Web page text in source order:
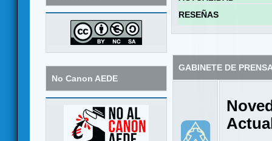
No Canon AEDE
RESEÑAS
GABINETE DE